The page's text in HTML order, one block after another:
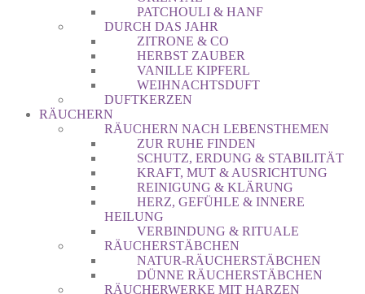
PATCHOULI & HANF
DURCH DAS JAHR
ZITRONE & CO
HERBST ZAUBER
VANILLE KIPFERL
WEIHNACHTSDUFT
DUFTKERZEN
RÄUCHERN
RÄUCHERN NACH LEBENSTHEMEN
ZUR RUHE FINDEN
SCHUTZ, ERDUNG & STABILITÄT
KRAFT, MUT & AUSRICHTUNG
REINIGUNG & KLÄRUNG
HERZ, GEFÜHLE & INNERE
HEILUNG
VERBINDUNG & RITUALE
RÄUCHERSTÄBCHEN
NATUR-RÄUCHERSTÄBCHEN
DÜNNE RÄUCHERSTÄBCHEN
RÄUCHERWERKE MIT HARZEN